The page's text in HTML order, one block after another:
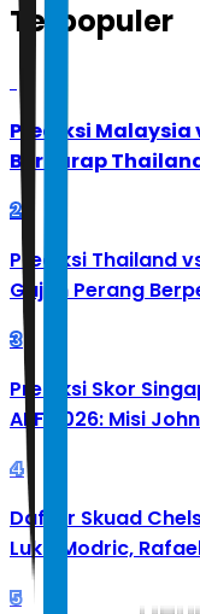
Terpopuler
Prediksi Malaysia
Berharap
2
Prediksi Thailand
Gajah Perang
3
Prediksi Skor
AFF 2026: Misi
4
Daftar Skuad
Luka Modric,
5